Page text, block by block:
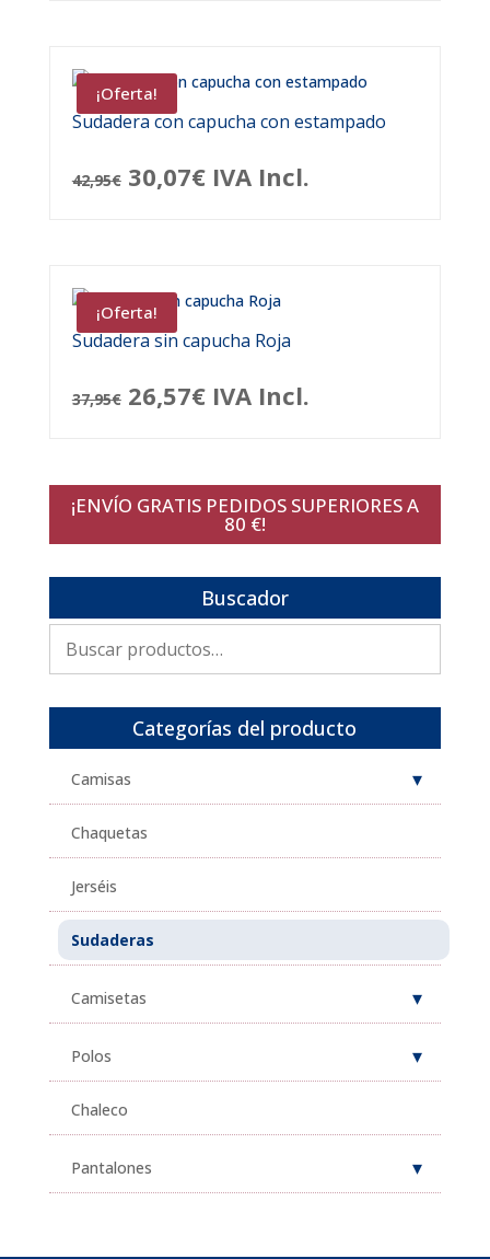
¡Oferta!
Sudadera con capucha con estampado
42,95€ El
era:
42,95€.
30,07€El
es:
30,07€.
IVA Incl.
¡Oferta!
Sudadera sin capucha Roja
37,95€ El
era:
26,57€El
es:
IVA Incl.
¡ENVÍO GRATIS PEDIDOS SUPERIORES A
80 €!
Buscador
por:
Categorías del producto
Camisas
Chaquetas
Jerséis
Sudaderas
Camisetas
Polos
Chaleco
Pantalones